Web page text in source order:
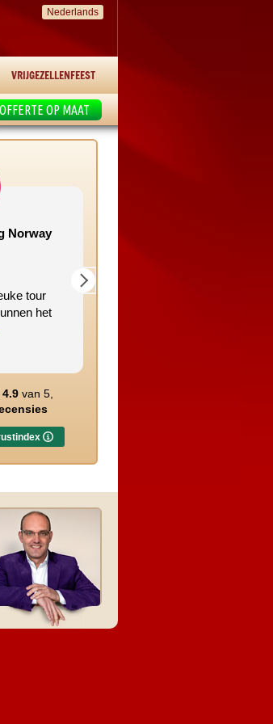
Nederlands
VRIJGEZELLENFEEST
OFFERTE OP MAAT
Norway
tour
het
4.9van 5,